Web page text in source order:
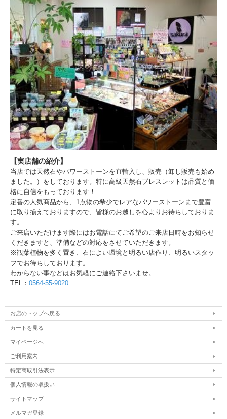
【実店舗の紹介】
当店では天然石やパワーストーンを直輸入し、販売（卸し販売も始め
ました。）をしております。特に高級天然石ブレスレットは品質と価
格に自信をもっております！
定番の人気商品から、1点物の希少でレアなパワーストーンまで豊富
に取り揃えておりますので、皆様のお越しを心よりお待ちしておりま
す。
ご来店いただけます際にはお電話にてご希望のご来店日時をお知らせ
くだきますと、準備などの対応をさせていただきます。
※観葉植物を多く置き、石によい環境と明るい店作り、明るいスタッ
フでお待ちしております。
わからない事などはお気軽にご連絡下さいませ。
TEL： 0564-55-9020
お店のトップへ戻る
カートを見る
マイページへ
ご利用案内
特定商取引法表示
個人情報の取扱い
サイトマップ
メルマガ登録